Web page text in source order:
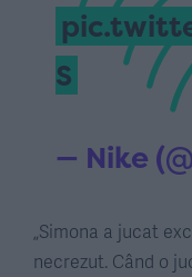
S
— Nike
„Simona a jucat
necrezut. Când o